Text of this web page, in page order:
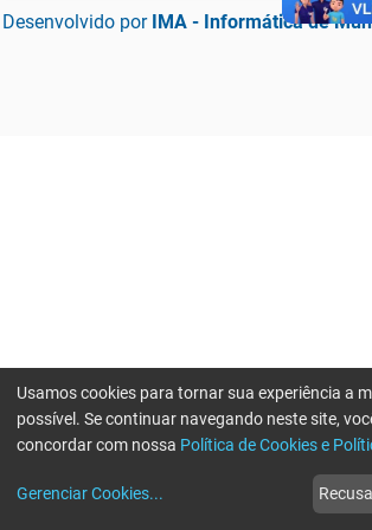
Desenvolvido por IMA - Informática de
Usamos cookies para tornar sua experiência a
possível. Se continuar navegando neste site,
concordar com nossa Política de Cookies e
Gerenciar Cookies...
Erro ao enviar informações, por favor tente